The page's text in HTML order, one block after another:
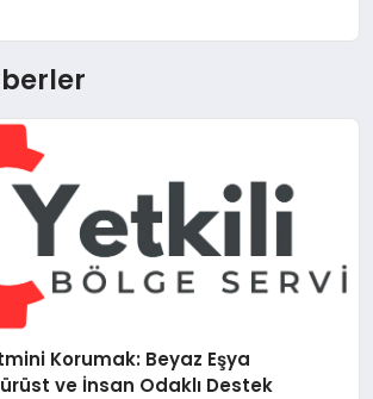
Korumak: Beyaz Eşya
ve İnsan Odaklı Destek